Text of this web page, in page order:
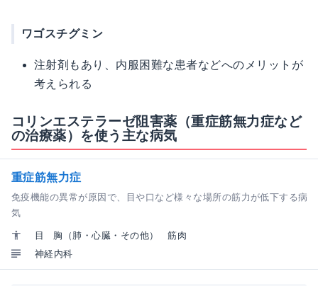
ワゴスチグミン
注射剤もあり、内服困難な患者などへのメリットが
考えられる
コリンエステラーゼ阻害薬（重症筋無力症など
の治療薬）を使う主な病気
重症筋無力症
免疫機能の異常が原因で、目や口など様々な場所の筋力が低下する病
気
目 胸（肺・心臓・その他）
筋肉
神経内科